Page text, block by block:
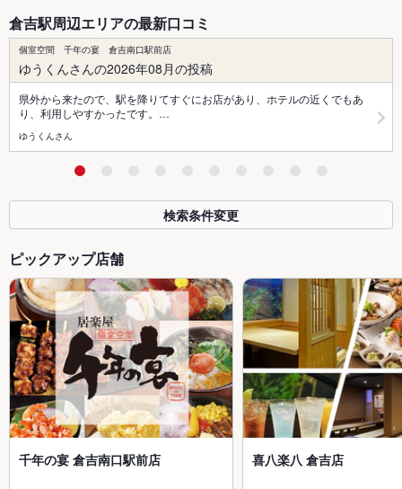
倉吉駅周辺エリアの最新口コミ
個室空間 千年の宴 倉吉南口駅前店
ゆうくんさんの2026年08月の投稿
県外から来たので、駅を降りてすぐにお店があり、ホテルの近くでもあ
り、利用しやすかったです。…
ゆうくんさん
検索条件変更
ピックアップ店舗
千年の宴 倉吉南口駅前店 喜八楽八 倉吉店